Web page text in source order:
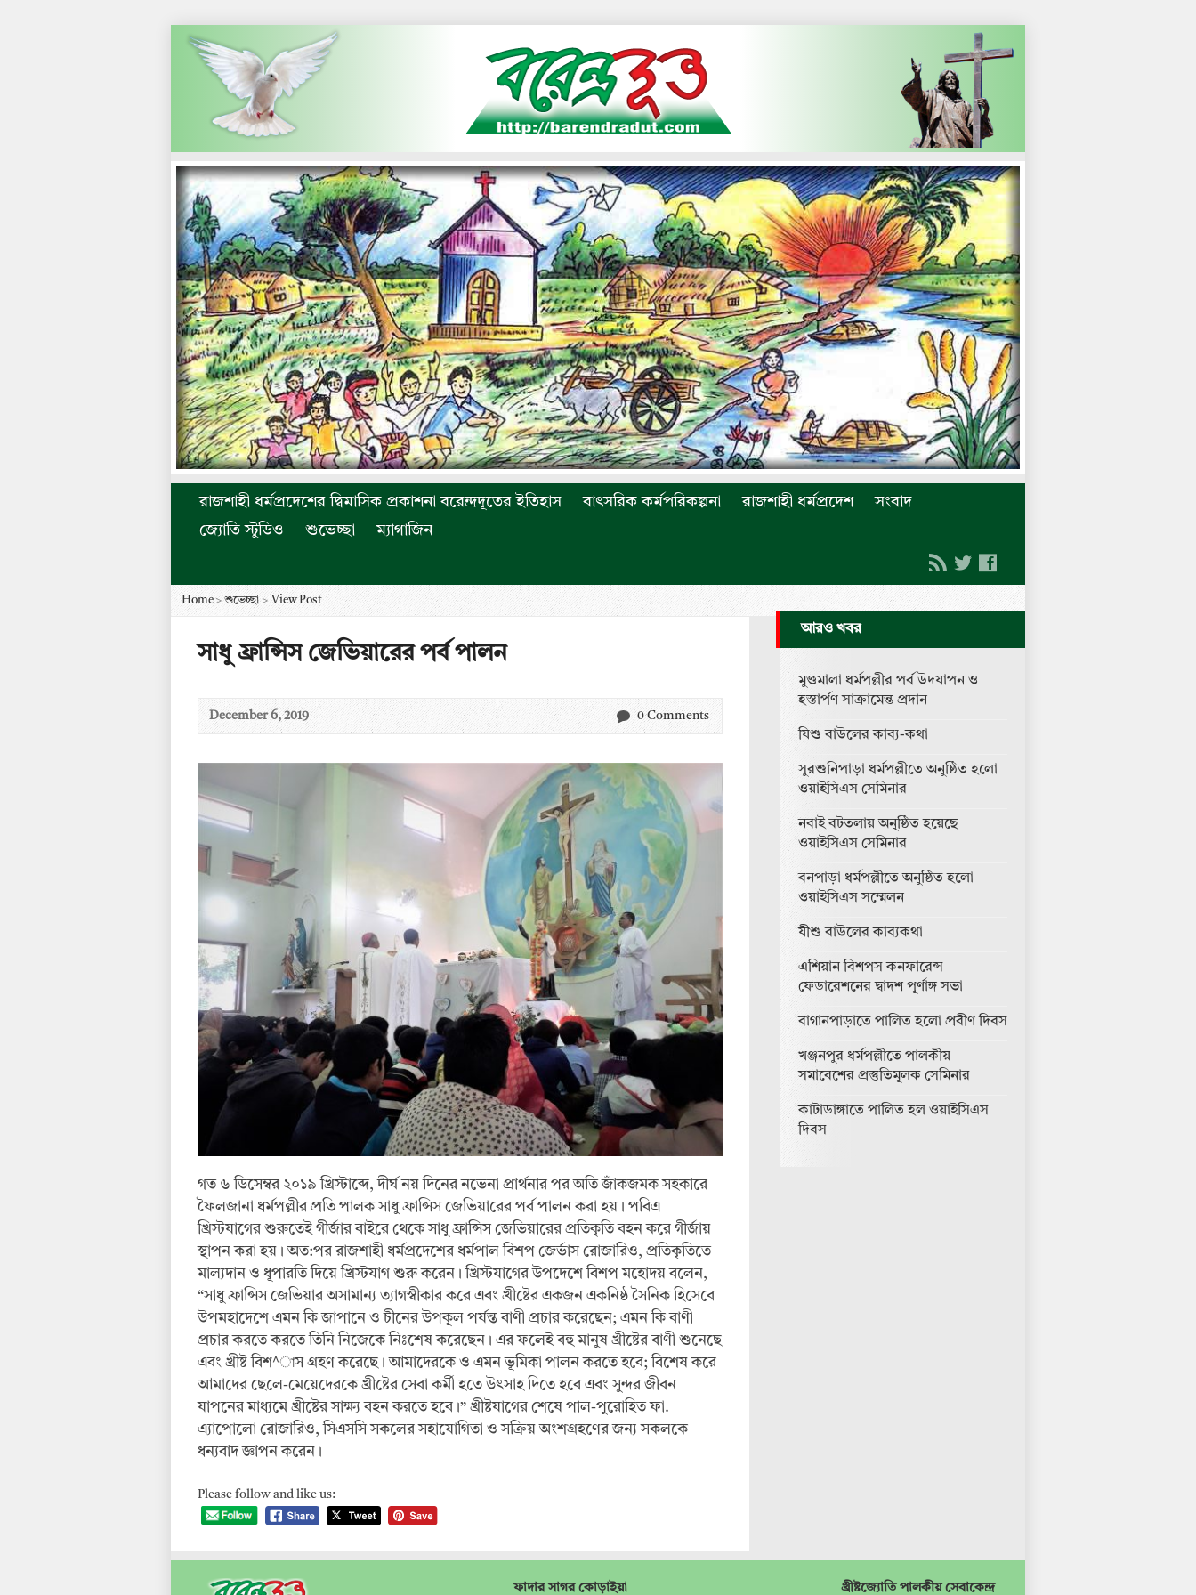
রাজশাহী ধর্মপ্রদেশের দ্বিমাসিক প্রকাশনা বরেন্দ্রদূতের ইতিহাস বাৎসরিক কর্মপরিকল্পনা রাজশাহী ধর্মপ্রদেশ
সংবাদ
জ্যোতি স্টুডিও
শুভেচ্ছা ম্যাগাজিন
Home > শুভেচ্ছা> View Post
সাধু ফ্রান্সিস জেভিয়ারের পর্ব পালন
December 6, 2019 0 Comments
গত ৬ ডিসেম্বর ২০১৯ খ্রিস্টাব্দে, দীর্ঘ নয় দিনের নভেনা প্রার্থনার পর অতি জাঁকজমক সহকারে
ফৈলজানা ধর্মপল্লীর প্রতি পালক সাধু ফ্রান্সিস জেভিয়ারের পর্ব পালন করা হয়। পবিএ
খ্রিস্টযাগের শুরুতেই গীর্জার বাইরে থেকে সাধু ফ্রান্সিস জেভিয়ারের প্রতিকৃতি বহন করে গীর্জায়
স্থাপন করা হয়। অত:পর রাজশাহী ধর্মপ্রদেশের ধর্মপাল বিশপ জের্ভাস রোজারিও, প্রতিকৃতিতে
মাল্যদান ও ধূপারতি দিয়ে খ্রিস্টযাগ শুরু করেন। খ্রিস্টযাগের উপদেশে বিশপ মহোদয় বলেন,
“সাধু ফ্রান্সিস জেভিয়ার অসামান্য ত্যাগস্বীকার করে এবং খ্রীষ্টের একজন একনিষ্ঠ সৈনিক হিসেবে
উপমহাদেশে এমন কি জাপানে ও চীনের উপকূল পর্যন্ত বাণী প্রচার করেছেন; এমন কি বাণী
প্রচার করতে করতে তিনি নিজেকে নিঃশেষ করেছেন। এর ফলেই বহু মানুষ খ্রীষ্টের বাণী শুনেছে
এবং খ্রীষ্ট বিশ^াস গ্রহণ করেছে। আমাদেরকে ও এমন ভূমিকা পালন করতে হবে; বিশেষ করে
আমাদের ছেলে-মেয়েদেরকে খ্রীষ্টের সেবা কর্মী হতে উৎসাহ দিতে হবে এবং সুন্দর জীবন
যাপনের মাধ্যমে খ্রীষ্টের সাক্ষ্য বহন করতে হবে।” খ্রীষ্টযাগের শেষে পাল-পুরোহিত ফা.
এ্যাপোলো রোজারিও, সিএসসি সকলের সহাযোগিতা ও সক্রিয় অংশগ্রহণের জন্য সকলকে
ধন্যবাদ জ্ঞাপন করেন।
Please follow and like us:
আরও খবর
মুণ্ডমালা ধর্মপল্লীর পর্ব উদযাপন ও
হস্তার্পণ সাক্রামেন্ত প্রদান
যিশু বাউলের কাব্য-কথা
সুরশুনিপাড়া ধর্মপল্লীতে অনুষ্ঠিত হলো
ওয়াইসিএস সেমিনার
নবাই বটতলায় অনুষ্ঠিত হয়েছে
ওয়াইসিএস সেমিনার
বনপাড়া ধর্মপল্লীতে অনুষ্ঠিত হলো
ওয়াইসিএস সম্মেলন
যীশু বাউলের কাব্যকথা
এশিয়ান বিশপস কনফারেন্স
ফেডারেশনের দ্বাদশ পূর্ণাঙ্গ সভা
বাগানপাড়াতে পালিত হলো প্রবীণ দিবস
খঞ্জনপুর ধর্মপল্লীতে পালকীয়
সমাবেশের প্রস্তুতিমূলক সেমিনার
কাটাডাঙ্গাতে পালিত হল ওয়াইসিএস
দিবস
ফাদার সাগর কোড়াইয়া খ্রীষ্টজ্যোতি পালকীয় সেবাকেন্দ্র